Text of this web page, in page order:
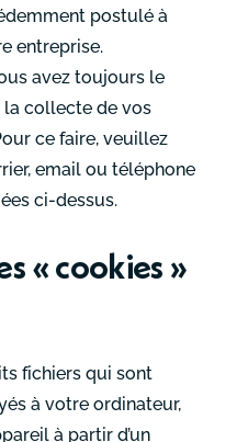
postulé à
entreprise.
avez toujours le
collecte de vos
ce faire, veuillez
email ou téléphone
ci-dessus.
« cookies »
fichiers qui sont
à votre ordinateur,
à partir d’un